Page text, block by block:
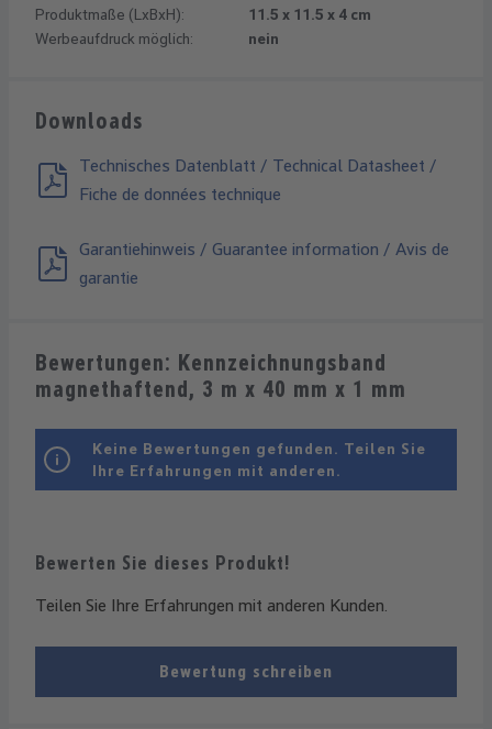
Produktmaße (LxBxH):
11.5 x 11.5 x 4 cm
Werbeaufdruck möglich:
nein
Downloads
Technisches Datenblatt / Technical Datasheet /
Fiche de données technique
Garantiehinweis / Guarantee information / Avis de
garantie
Bewertungen: Kennzeichnungsband
magnethaftend, 3 m x 40 mm x 1 mm
Bewerten Sie dieses Produkt!
Teilen Sie Ihre Erfahrungen mit anderen Kunden.
Bewertung schreiben
Keine Bewertungen gefunden. Teilen Sie
Ihre Erfahrungen mit anderen.